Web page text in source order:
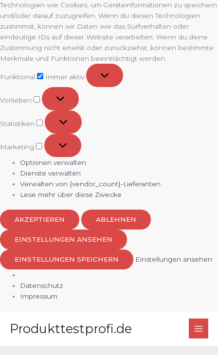
Technologien wie Cookies, um Geräteinformationen zu speichern
und/oder darauf zuzugreifen. Wenn du diesen Technologien
zustimmst, können wir Daten wie das Surfverhalten oder
eindeutige IDs auf dieser Website verarbeiten. Wenn du deine
Zustimmung nicht erteilst oder zurückziehst, können bestimmte
Merkmale und Funktionen beeinträchtigt werden.
Funktional
Immer aktiv
Vorlieben
Vorlieben
Statistiken
Statistiken
Marketing
Marketing
Optionen verwalten
Dienste verwalten
Verwalten von {vendor_count}-Lieferanten
Lese mehr über diese Zwecke
AKZEPTIEREN ABLEHNEN
EINSTELLUNGEN ANSEHEN
EINSTELLUNGEN SPEICHERN Einstellungen ansehen
Datenschutz
Impressum
InhaltProdukttestprofi.de